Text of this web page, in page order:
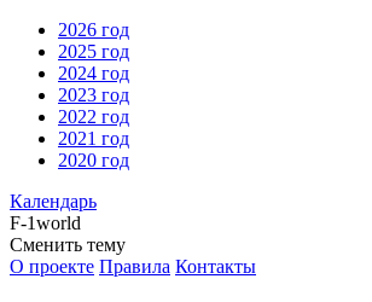
2026 год
2025 год
2024 год
2023 год
2022 год
2021 год
2020 год
Календарь
F-1world
Сменить тему
О проекте Правила Контакты